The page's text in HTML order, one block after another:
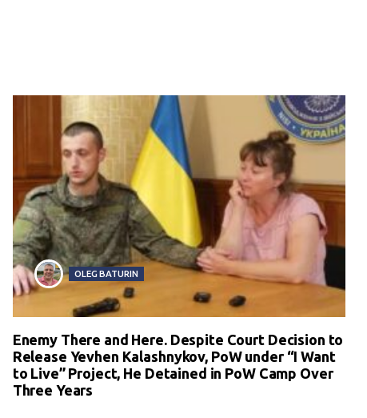
OLEG BATURIN
Enemy There and Here. Despite Court Decision to
Release Yevhen Kalashnykov, PoW under “I Want
to Live” Project, He Detained in PoW Camp Over
Three Years